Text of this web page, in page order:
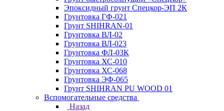
Эпоксидный грунт Спецкор-ЭП 2К
Грунтовка ГФ-021
Грунт SHIHRAN-01
Грунтовка ВЛ-02
Грунтовка ВЛ-023
Грунтовка ФЛ-03К
Грунтовка ХС-010
Грунтовка ХС-068
Грунтовка ЭФ-065
Грунт SHIHRAN PU WOOD 01
Вспомогательные средства
Назад